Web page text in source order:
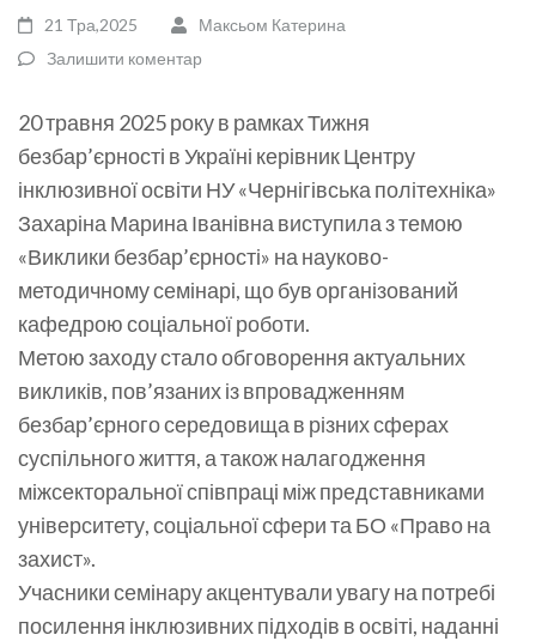
21 Тра,2025
Максьом Катерина
Залишити коментар
20 травня 2025 року в рамках Тижня
безбар’єрності в Україні керівник Центру
інклюзивної освіти НУ «Чернігівська політехніка»
Захаріна Марина Іванівна виступила з темою
«Виклики безбар’єрності» на науково-
методичному семінарі, що був організований
кафедрою соціальної роботи.
Метою заходу стало обговорення актуальних
викликів, пов’язаних із впровадженням
безбар’єрного середовища в різних сферах
суспільного життя, а також налагодження
міжсекторальної співпраці між представниками
університету, соціальної сфери та БО «Право на
захист».
Учасники семінару акцентували увагу на потребі
посилення інклюзивних підходів в освіті, наданні